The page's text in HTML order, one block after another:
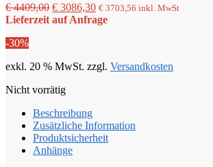
€4409,00 Ursprünglicher
Preis
€ 3086,30Aktueller
Preis
€ 3703,56 inkl. MwSt
Lieferzeit auf Anfrage
-30%
exkl. 20 % MwSt. zzgl. Versandkosten
Nicht vorrätig
Beschreibung
Zusätzliche Information
Produktsicherheit
Anhänge